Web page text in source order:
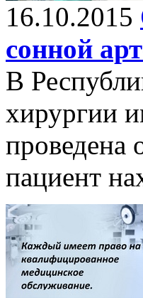
16.10.2015
сонной
В
хирургии
проведена
пациент